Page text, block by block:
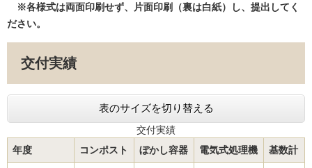
※各様式は両面印刷せず、片面印刷（裏は白紙）し、提出してく
ださい。
交付実績
表のサイズを切り替える
交付実績
年度
コンポスト ぼかし容器 電気式処理機 基数計